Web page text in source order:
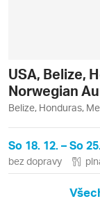
USA, Belize,
Norwegian
Belize, Honduras,
So 18. 12. – So
bez dopravy